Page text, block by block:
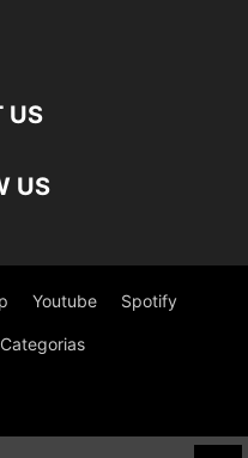
US
US
Youtube Spotify
Categorias